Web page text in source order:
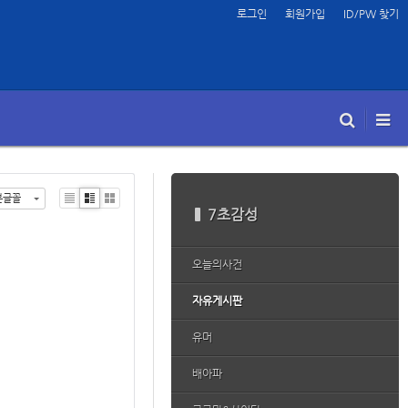
로그인 회원가입 ID/PW 찾기
7초감성
오늘의사건
자유게시판
유머
배아파
글꼴
Li
Zi
G